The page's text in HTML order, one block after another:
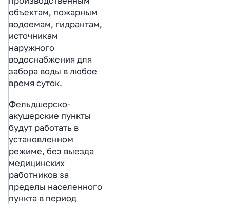
объектам, пожарным
водоемам, гидрантам,
источникам
наружного
водоснабжения для
забора воды в любое
время суток.
Фельдшерско-
акушерские пункты
будут работать в
установленном
режиме, без выезда
медицинских
работников за
пределы населенного
пункта в период